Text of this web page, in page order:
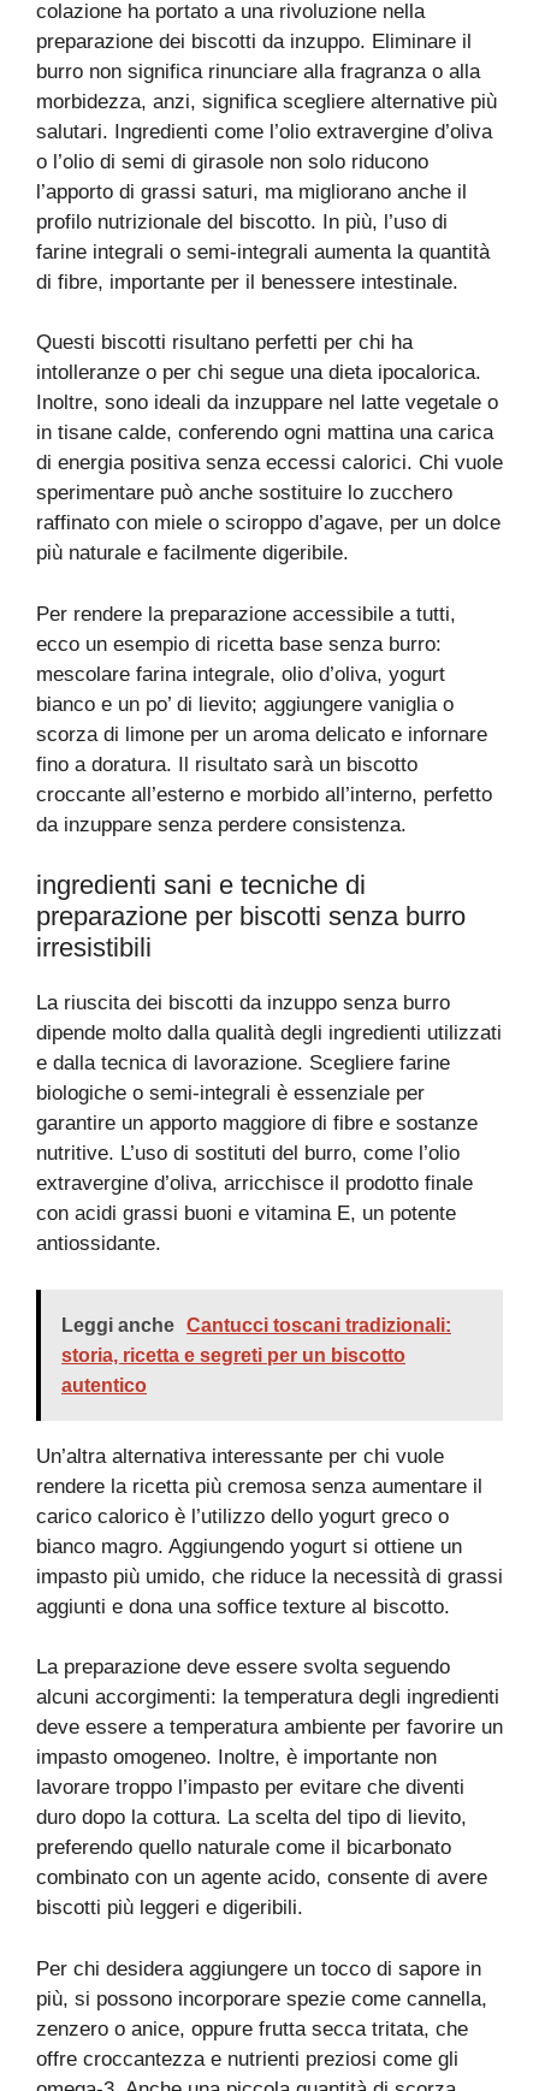
colazione ha portato a una rivoluzione nella
preparazione dei biscotti da inzuppo. Eliminare il
burro non significa rinunciare alla fragranza o alla
morbidezza, anzi, significa scegliere alternative più
salutari. Ingredienti come l’olio extravergine d’oliva
o l’olio di semi di girasole non solo riducono
l’apporto di grassi saturi, ma migliorano anche il
profilo nutrizionale del biscotto. In più, l’uso di
farine integrali o semi-integrali aumenta la quantità
di fibre, importante per il benessere intestinale.
Questi biscotti risultano perfetti per chi ha
intolleranze o per chi segue una dieta ipocalorica.
Inoltre, sono ideali da inzuppare nel latte vegetale o
in tisane calde, conferendo ogni mattina una carica
di energia positiva senza eccessi calorici. Chi vuole
sperimentare può anche sostituire lo zucchero
raffinato con miele o sciroppo d’agave, per un dolce
più naturale e facilmente digeribile.
Per rendere la preparazione accessibile a tutti,
ecco un esempio di ricetta base senza burro:
mescolare farina integrale, olio d’oliva, yogurt
bianco e un po’ di lievito; aggiungere vaniglia o
scorza di limone per un aroma delicato e infornare
fino a doratura. Il risultato sarà un biscotto
croccante all’esterno e morbido all’interno, perfetto
da inzuppare senza perdere consistenza.
ingredienti sani e tecniche di
preparazione per biscotti senza burro
irresistibili
La riuscita dei biscotti da inzuppo senza burro
dipende molto dalla qualità degli ingredienti utilizzati
e dalla tecnica di lavorazione. Scegliere farine
biologiche o semi-integrali è essenziale per
garantire un apporto maggiore di fibre e sostanze
nutritive. L’uso di sostituti del burro, come l’olio
extravergine d’oliva, arricchisce il prodotto finale
con acidi grassi buoni e vitamina E, un potente
antiossidante.
Leggi anche Cantucci toscani tradizionali:
storia, ricetta e segreti per un biscotto
autentico
Un’altra alternativa interessante per chi vuole
rendere la ricetta più cremosa senza aumentare il
carico calorico è l’utilizzo dello yogurt greco o
bianco magro. Aggiungendo yogurt si ottiene un
impasto più umido, che riduce la necessità di grassi
aggiunti e dona una soffice texture al biscotto.
La preparazione deve essere svolta seguendo
alcuni accorgimenti: la temperatura degli ingredienti
deve essere a temperatura ambiente per favorire un
impasto omogeneo. Inoltre, è importante non
lavorare troppo l’impasto per evitare che diventi
duro dopo la cottura. La scelta del tipo di lievito,
preferendo quello naturale come il bicarbonato
combinato con un agente acido, consente di avere
biscotti più leggeri e digeribili.
Per chi desidera aggiungere un tocco di sapore in
più, si possono incorporare spezie come cannella,
zenzero o anice, oppure frutta secca tritata, che
offre croccantezza e nutrienti preziosi come gli